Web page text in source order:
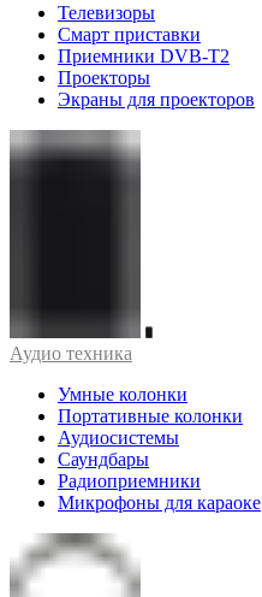
Телевизоры
Смарт приставки
Приемники DVB-T2
Проекторы
Экраны для проекторов
Аудио техника
Умные колонки
Портативные колонки
Аудиосистемы
Саундбары
Радиоприемники
Микрофоны для караоке